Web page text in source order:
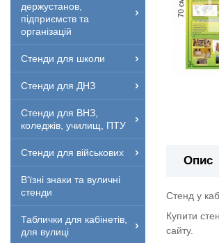
держустанов,
підприємств та
організацій
Стенди для школи
Стенди для ДНЗ
Стенди для ВНЗ,
коледжів, училищ, ПТУ
Стенди для військових
В'їзні знаки та вуличні
стенди
Таблички для кабінетів,
для вулиці
Опис
Стенд у
Купити
сайту.